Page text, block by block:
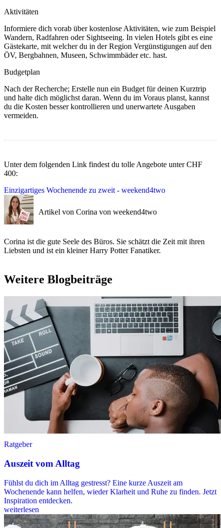
Aktivitäten
Informiere dich vorab über kostenlose Aktivitäten, wie zum Beispiel
Wandern, Radfahren oder Sightseeing. In vielen Hotels gibt es eine
Gästekarte, mit welcher du in der Region Vergünstigungen auf den
ÖV, Bergbahnen, Museen, Schwimmbäder etc. hast.
Budgetplan
Nach der Recherche; Erstelle nun ein Budget für deinen Kurztrip
und halte dich möglichst daran. Wenn du im Voraus planst, kannst
du die Kosten besser kontrollieren und unerwartete Ausgaben
vermeiden.
Unter dem folgenden Link findest du tolle Angebote unter CHF
400:
Einzigartiges Wochenende zu zweit - weekend4two
Artikel von Corina von weekend4two
Corina ist die gute Seele des Büros. Sie schätzt die Zeit mit ihren
Liebsten und ist ein kleiner Harry Potter Fanatiker.
Weitere Blogbeiträge
Ratgeber
Auszeit vom Alltag
Fühlst du dich im Alltag gestresst? Eine kurze Auszeit am
Wochenende kann helfen, wieder Klarheit und Ruhe zu finden. Jetzt
Inspiration entdecken.
weiterlesen